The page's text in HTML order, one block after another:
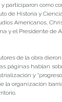
participaron como
de Historia y
Americanos,
y el Presidente de
de la obra
páginas hablan
y
la organización